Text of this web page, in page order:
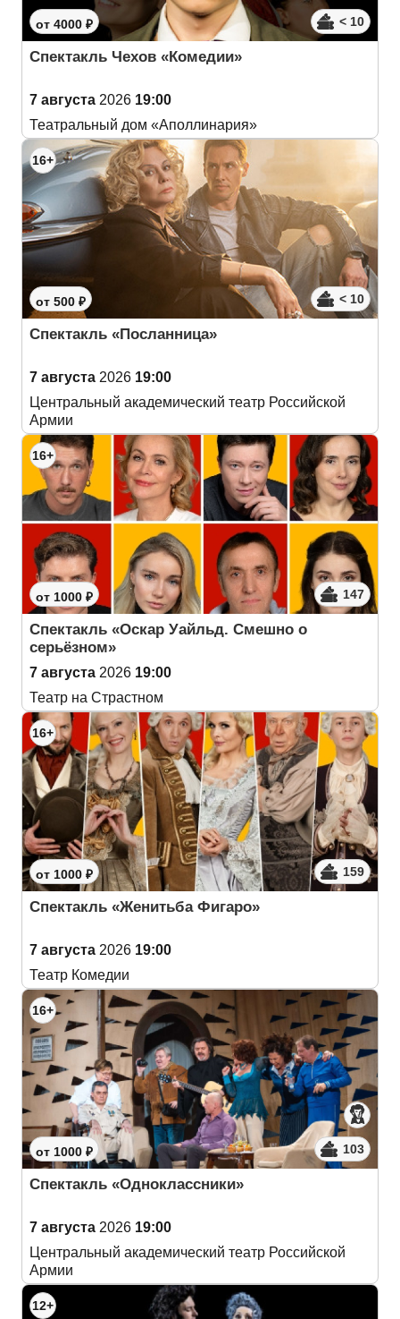
от 4000 ₽ < 10
Спектакль Чехов «Комедии»
7 августа 2026 19:00
Театральный дом «Аполлинария»
16+
от 500 ₽ < 10
Спектакль «Посланница»
7 августа 2026 19:00
Центральный академический театр Российской
Армии
16+
от 1000 ₽ 147
Спектакль «Оскар Уайльд. Смешно о
серьёзном»
7 августа 2026 19:00
Театр на Страстном
16+
от 1000 ₽ 159
Спектакль «Женитьба Фигаро»
7 августа 2026 19:00
Театр Комедии
16+
от 1000 ₽ 103
Спектакль «Одноклассники»
7 августа 2026 19:00
Центральный академический театр Российской
Армии
12+